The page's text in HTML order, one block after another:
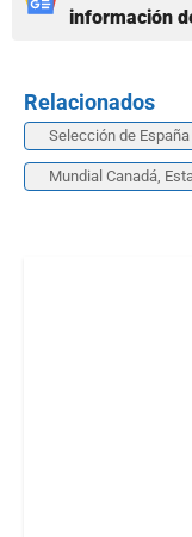
información
Relacionados
Selección de España
Mundial Canadá,